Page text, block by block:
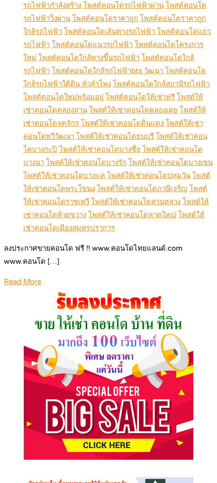
รถไฟฟ้ากำลังสร้าง โพสต์คอนโดรถไฟฟ้าผ่าน โพสต์คอนโด
รถไฟฟ้าวิ่งผ่าน โพสต์คอนโดราคาถูก โพสต์คอนโดราคาถูก
ใกล้รถไฟฟ้า โพสต์คอนโดเส้นทางรถไฟฟ้า โพสต์คอนโดแถว
รถไฟฟ้า โพสต์คอนโดแนวรถไฟฟ้า โพสต์คอนโดโครงการ
ใหม่ โพสต์คอนโดใกล้ทางขึ้นรถไฟฟ้า โพสต์คอนโดใกล้
รถไฟฟ้า โพสต์คอนโดใกล้รถไฟฟ้าbts วัฒนา โพสต์คอนโด
ใกล้รถไฟฟ้าใต้ดิน หัวลำโพง โพสต์คอนโดใกล้สถานีรถไฟฟ้า
โพสต์คอนโดใหม่พร้อมอยู่ โพสต์คอนโดให้เช่าฟรี โพสต์ให้
เช่าคอนโดคลองสาน โพสต์ให้เช่าคอนโดคลองเตย โพสต์ให้
เช่าคอนโดจตุจักร โพสต์ให้เช่าคอนโดดินแดง โพสต์ให้เช่า
คอนโดทวีวัฒนา โพสต์ให้เช่าคอนโดธนบุรี โพสต์ให้เช่าคอน
โดบางกะปิ โพสต์ให้เช่าคอนโดบางซื่อ โพสต์ให้เช่าคอนโด
บางนา โพสต์ให้เช่าคอนโดบางรัก โพสต์ให้เช่าคอนโดบางเขน
โพสต์ให้เช่าคอนโดบางแค โพสต์ให้เช่าคอนโดปทุมวัน โพสต์
ให้เช่าคอนโดพระโขนง โพสต์ให้เช่าคอนโดภาษีเจริญ โพสต์
ให้เช่าคอนโดราชเทวี โพสต์ให้เช่าคอนโดสวนหลวง โพสต์ให้
เช่าคอนโดห้วยขวาง โพสต์ให้เช่าคอนโดหาดใหญ่ โพสต์ให้
เช่าคอนโดเมืองสมุทรปราการ
ลงประกาศขายคอนโด ฟรี !! www.คอนโดไทยแลนด์.com
www.คอนโด […]
Read More